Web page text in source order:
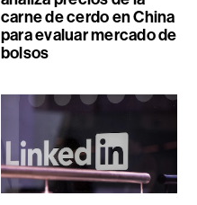
carne de cerdo en China
para evaluar mercado de
bolsos